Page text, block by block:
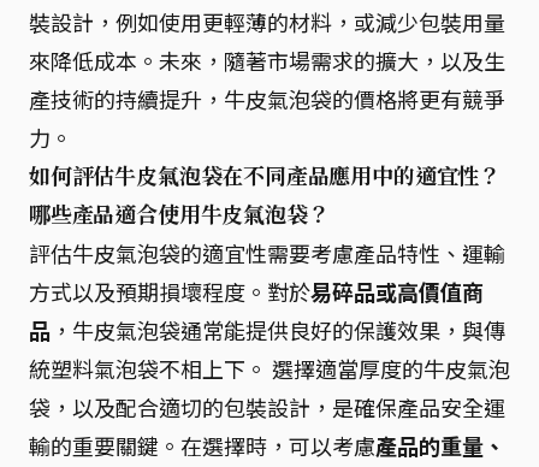
裝設計，例如使用更輕薄的材料，或減少包裝用量
來降低成本。未來，隨著市場需求的擴大，以及生
產技術的持續提升，牛皮氣泡袋的價格將更有競爭
力。
如何評估牛皮氣泡袋在不同產品應用中的適宜性？
哪些產品適合使用牛皮氣泡袋？
評估牛皮氣泡袋的適宜性需要考慮產品特性、運輸
方式以及預期損壞程度。對於易碎品或高價值商
品 ，牛皮氣泡袋通常能提供良好的保護效果，與傳
統塑料氣泡袋不相上下。 選擇適當厚度的牛皮氣泡
袋，以及配合適切的包裝設計，是確保產品安全運
輸的重要關鍵。在選擇時，可以考慮產品的重量、